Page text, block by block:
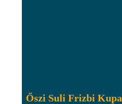
Őszi Suli Frizbi Kupa